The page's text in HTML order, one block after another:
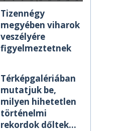
Tizennégy
megyében viharok
veszélyére
figyelmeztetnek
Térképgalériában
mutatjuk be,
milyen hihetetlen
történelmi
rekordok dőltek